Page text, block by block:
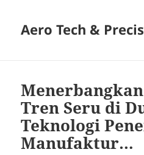
Aero Tech &
Tren Seru di
Teknologi
Manufaktur…